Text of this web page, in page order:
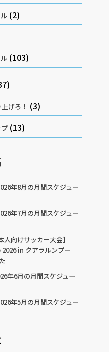
(2)
(103)
げろ！ (3)
(13)
年8月の月間スケジュー
年7月の月間スケジュー
人向けサッカー大会】
2026 in クアラルンプー
年6月の月間スケジュー
年5月の月間スケジュー